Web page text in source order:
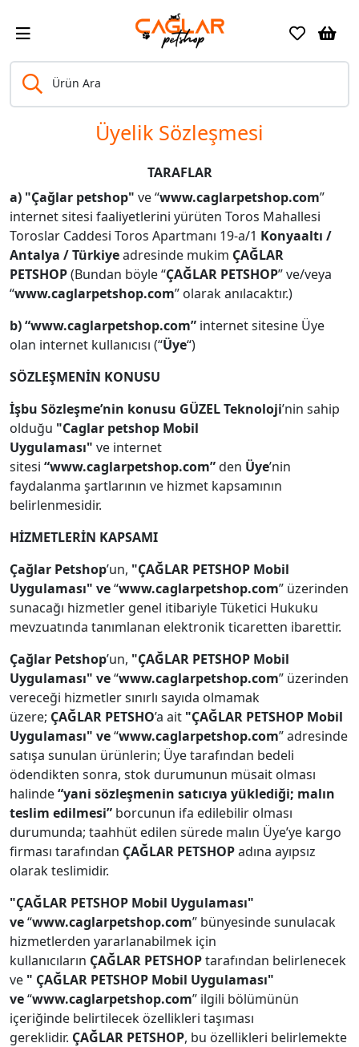
Ürün Ara
Üyelik Sözleşmesi
TARAFLAR
a) "Çağlar petshop" ve“www.caglarpetshop.com”
internet sitesi faaliyetlerini yürüten Toros Mahallesi
Toroslar Caddesi Toros Apartmanı 19-a/1 Konyaaltı /
Antalya / Türkiyeadresinde mukim ÇAĞLAR
PETSHOP(Bundan böyle “ÇAĞLAR PETSHOP” ve/veya
“www.caglarpetshop.com” olarak anılacaktır.)
b) “www.caglarpetshop.com” internet sitesine Üye
olan internet kullanıcısı (“Üye“)
SÖZLEŞMENİN KONUSU
İşbu Sözleşme’nin konusu GÜZEL Teknoloji’nin sahip
olduğu "Caglar petshop Mobil
Uygulaması" ve internet
sitesi “www.caglarpetshop.com”den Üye’nin
faydalanma şartlarının ve hizmet kapsamının
belirlenmesidir.
HİZMETLERİN KAPSAMI
Çağlar Petshop’un, "ÇAĞLAR PETSHOP Mobil
Uygulaması" ve“www.caglarpetshop.com” üzerinden
sunacağı hizmetler genel itibariyle Tüketici Hukuku
mevzuatında tanımlanan elektronik ticaretten ibarettir.
Çağlar Petshop’un, "ÇAĞLAR PETSHOP Mobil
Uygulaması" ve“www.caglarpetshop.com” üzerinden
vereceği hizmetler sınırlı sayıda olmamak
üzere; ÇAĞLAR PETSHO’a ait "ÇAĞLAR PETSHOP Mobil
Uygulaması" ve“www.caglarpetshop.com” adresinde
satışa sunulan ürünlerin; Üye tarafından bedeli
ödendikten sonra, stok durumunun müsait olması
halinde“yani sözleşmenin satıcıya yüklediği; malın
teslim edilmesi” borcunun ifa edilebilir olması
durumunda; taahhüt edilen sürede malın Üye’ye kargo
firması tarafından ÇAĞLAR PETSHOPadına ayıpsız
olarak teslimidir.
"ÇAĞLAR PETSHOP Mobil Uygulaması"
ve“www.caglarpetshop.com” bünyesinde sunulacak
hizmetlerden yararlanabilmek için
kullanıcıların ÇAĞLAR PETSHOPtarafından belirlenecek
ve " ÇAĞLAR PETSHOP Mobil Uygulaması"
ve“www.caglarpetshop.com” ilgili bölümünün
içeriğinde belirtilecek özellikleri taşıması
gereklidir. ÇAĞLAR PETSHOP, bu özellikleri belirlemekte